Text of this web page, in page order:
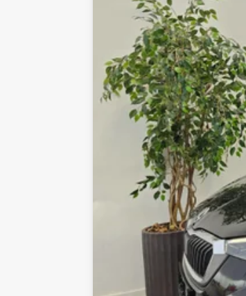
Højde
1,5m
Tilkoblingsvægt med
bremser
1.200kg